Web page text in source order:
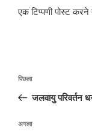
एक टिप्पणी पोस्ट
पोस्ट
पिछला
पोस्ट:
पिछला
जलवायु परिवर्तन
अगली
अगला